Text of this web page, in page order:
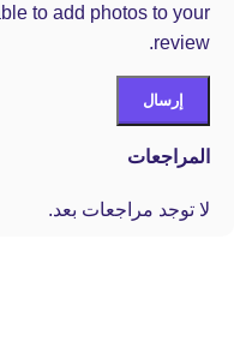
المراجعات
لا توجد مراجعات بعد.
to add photos to your
review.